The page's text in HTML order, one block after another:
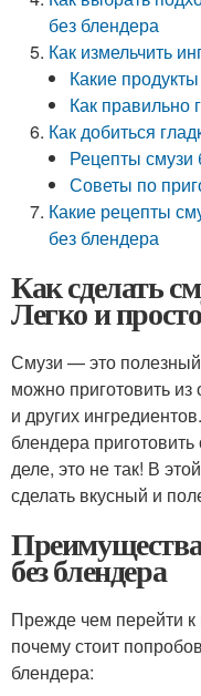
без блендера
Как измельчить
Какие
Как правильно
Как добиться
Рецепты смузи
Советы по
Какие рецепты
без блендера
Как сделать
Легко и просто
Смузи — это
можно приготовить
и других
блендера
деле, это не так! В
сделать вкусный и
без блендера
Прежде чем перейти
почему стоит
блендера: